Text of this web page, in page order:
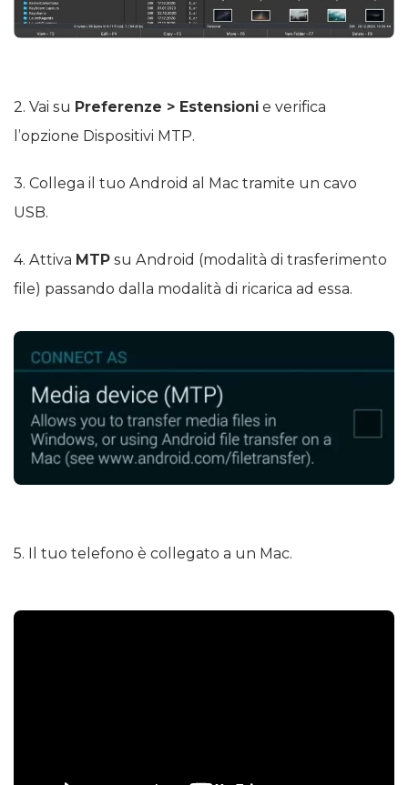
2. Vai su Preferenze > Estensioni e verifica
l’opzione Dispositivi MTP.
3. Collega il tuo Android al Mac tramite un cavo
USB.
4. Attiva MTP su Android (modalità di trasferimento
file) passando dalla modalità di ricarica ad essa.
5. Il tuo telefono è collegato a un Mac.